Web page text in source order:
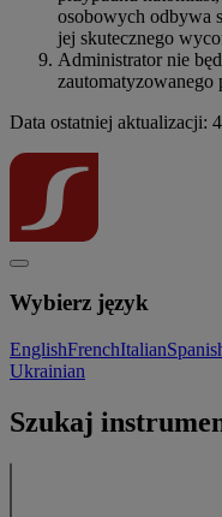
osobowych odbywa
jej skutecznego
Administrator nie
zautomatyzowanego
Data ostatniej aktualizacji:
Wybierz język
EnglishFrenchItalian
Ukrainian
Szukaj